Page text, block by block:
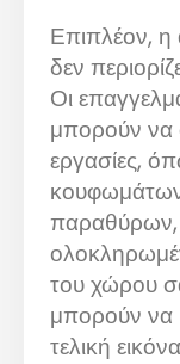
Επιπλέον, η
δεν
Οι
μπορούν να
εργασίες,
παραθύρων,
του χώρου
μπορούν να
τελική